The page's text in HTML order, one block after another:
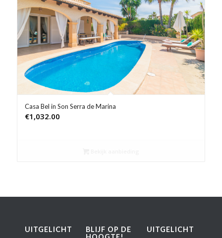
Product Prijs vanaf €
Product Rating
Product Reisorganisatie
Product Type vakantie
Product Wifi
Casa Bel in Son Serra de Marina
€1,032.00
UITGELICHT
BLIJF OP DE
UITGELICHT